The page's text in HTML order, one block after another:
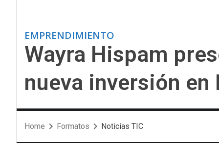
EMPRENDIMIENTO
Wayra Hispam
nueva inversión en
Home Formatos Noticias TIC